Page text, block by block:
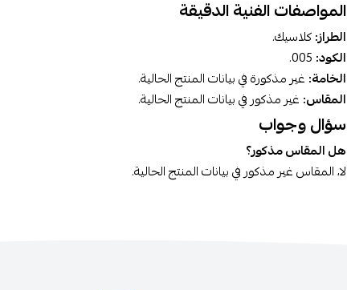
المواصفات الفنية الدقيقة
الطراز:كلاسيك.
الكود:
الخامة: غير مذكورة في بيانات المنتج الحالية.
المقاس: غير مذكور في بيانات المنتج الحالية.
سؤال وجواب
هل المقاس مذكور؟
لا، المقاس غير مذكور في بيانات المنتج الحالية.